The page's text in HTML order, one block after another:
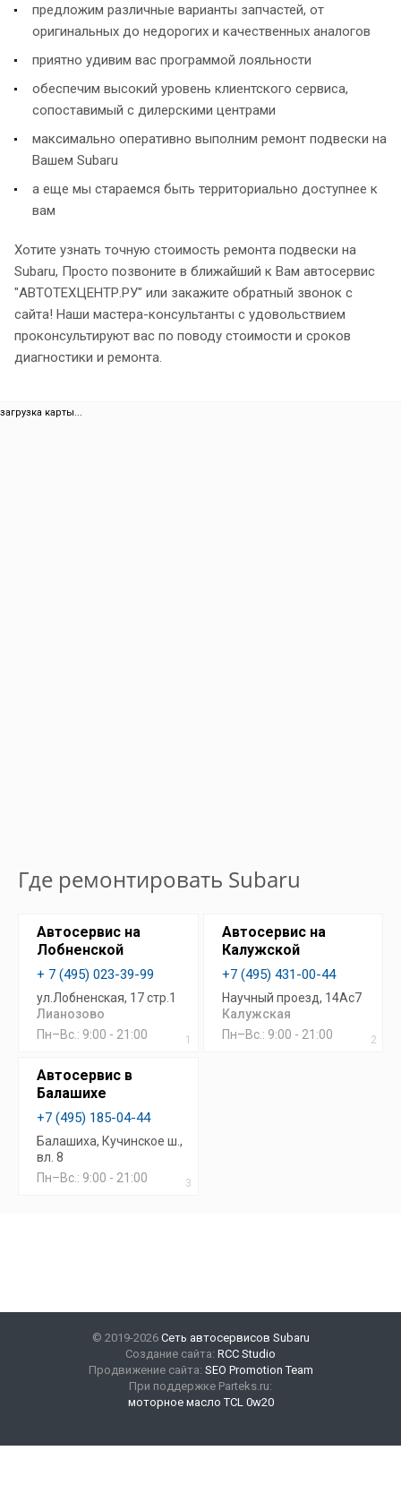
предложим различные варианты запчастей, от
оригинальных до недорогих и качественных аналогов
приятно удивим вас программой лояльности
обеспечим высокий уровень клиентского сервиса,
сопоставимый с дилерскими центрами
максимально оперативно выполним ремонт подвески на
Вашем Subaru
а еще мы стараемся быть территориально доступнее к
вам
Хотите узнать точную стоимость ремонта подвески на
Subaru, Просто позвоните в ближайший к Вам автосервис
"АВТОТЕХЦЕНТР.РУ" или закажите обратный звонок с
сайта! Наши мастера-консультанты с удовольствием
проконсультируют вас по поводу стоимости и сроков
диагностики и ремонта.
загрузка карты...
Где ремонтировать Subaru
1
Автосервис на
Лобненской
+ 7 (495) 023-39-99
ул.Лобненская, 17 стр.1
Лианозово
Пн–Вс.: 9:00 - 21:00
2
Автосервис на
Калужской
+7 (495) 431-00-44
Научный проезд, 14Ас7
Калужская
Пн–Вс.: 9:00 - 21:00
3
Автосервис в
Балашихе
+7 (495) 185-04-44
Балашиха, Кучинское ш.,
вл. 8
Пн–Вс.: 9:00 - 21:00
© 2019-2026 Сеть автосервисов Subaru
Создание сайта: RCC Studio
Продвижение сайта: SEO Promotion Team
При поддержке Parteks.ru:
моторное масло TCL 0w20